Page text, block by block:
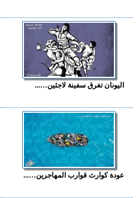
اليونان تغرق سفينة لاجئين…...
عودة كوارث قوارب المهاجرين…...